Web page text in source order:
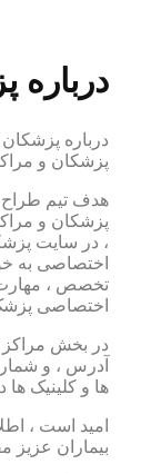
درباره
درباره
پزشکان و
هدف تیم طراح
پزشکان و
، در سایت
اختصاصی به
تخصص ،
اختصاصی
در بخش مراکز
آدرس ، و
ها و کلینیک ها
امید است ،
بیماران عزیز